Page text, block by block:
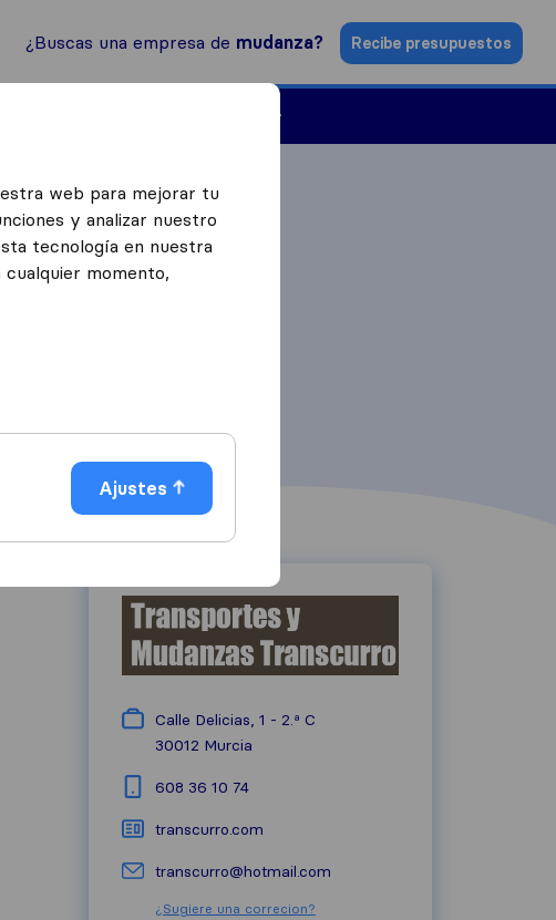
¿Buscas una empresa de mudanza? Recibe presupuestos
Calle Delicias, 1 - 2.ª C
30012 Murcia
608 36 10 74
transcurro.com
transcurro@hotmail.com
¿Sugiere una correcion?
web para mejorar tu
y analizar nuestro
tecnología en nuestra
momento,
Ajustes